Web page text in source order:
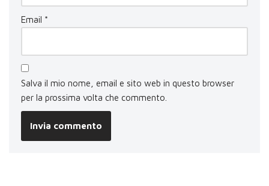
Email *
Salva il mio nome, email e sito web in questo browser
per la prossima volta che commento.